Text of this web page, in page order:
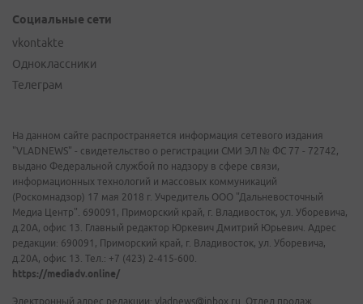
Социальные сети
vkontakte
Одноклассники
Телеграм
На данном сайте распространяется информация сетевого издания
"VLADNEWS" - свидетельство о регистрации СМИ ЭЛ № ФС 77 - 72742,
выдано Федеральной службой по надзору в сфере связи,
информационных технологий и массовых коммуникаций
(Роскомнадзор) 17 мая 2018 г. Учредитель ООО "Дальневосточный
Медиа Центр". 690091, Приморский край, г. Владивосток, ул. Уборевича,
д.20А, офис 13. Главный редактор Юркевич Дмитрий Юрьевич. Адрес
редакции: 690091, Приморский край, г. Владивосток, ул. Уборевича,
д.20А, офис 13. Тел.: +7 (423) 2-415-600.
https://mediadv.online/
Электронный адрес редакции: vladnews@inbox.ru. Отдел продаж